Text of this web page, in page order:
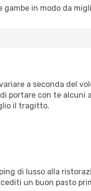
in modo da
a seconda del
portare con te alcuni
il tragitto.
di lusso alla
un buon pasto